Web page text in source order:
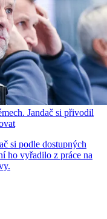
Jandač si přivodil
si podle dostupných
ho vyřadilo z práce na